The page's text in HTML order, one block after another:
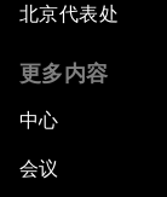
北京代表处
更多内容
中心
会议